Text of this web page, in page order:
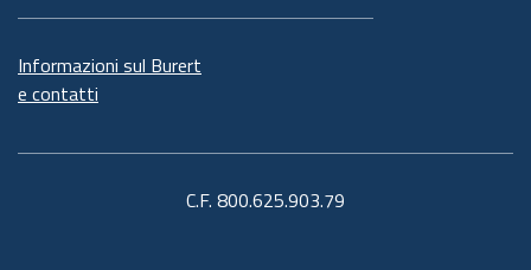
Informazioni sul Burert
e contatti
C.F. 800.625.903.79